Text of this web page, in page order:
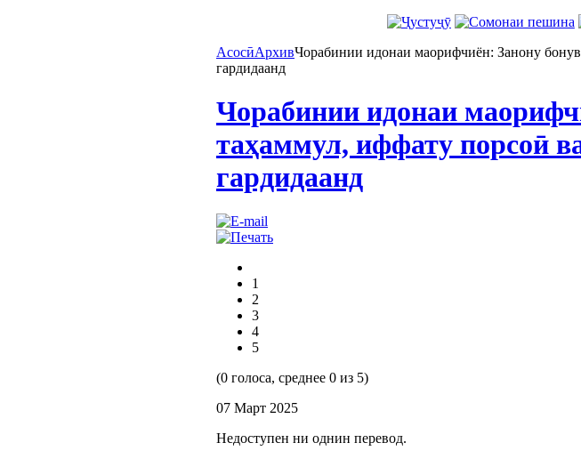
АсосӣАрхивЧорабинии идонаи маорифчиён: Занону
гардидаанд
Чорабинии идонаи
таҳаммул, иффату порсоӣ
гардидаанд
1
2
3
4
5
(0 голоса, среднее 0 из 5)
07 Март 2025
Недоступен ни однин перевод.